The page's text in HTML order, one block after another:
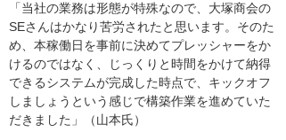
「当社の業務は形態が特殊なので、大塚商会の
SEさんはかなり苦労されたと思います。そのた
め、本稼働日を事前に決めてプレッシャーをか
けるのではなく、じっくりと時間をかけて納得
できるシステムが完成した時点で、キックオフ
しましょうという感じで構築作業を進めていた
だきました」（山本氏）